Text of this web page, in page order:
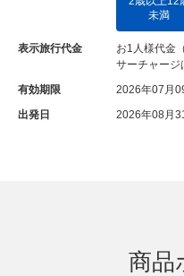
未満
表示旅行代金
お1人様代金
サーチャージ
有効期限
2026年07月
出発日
2026年08月
商品